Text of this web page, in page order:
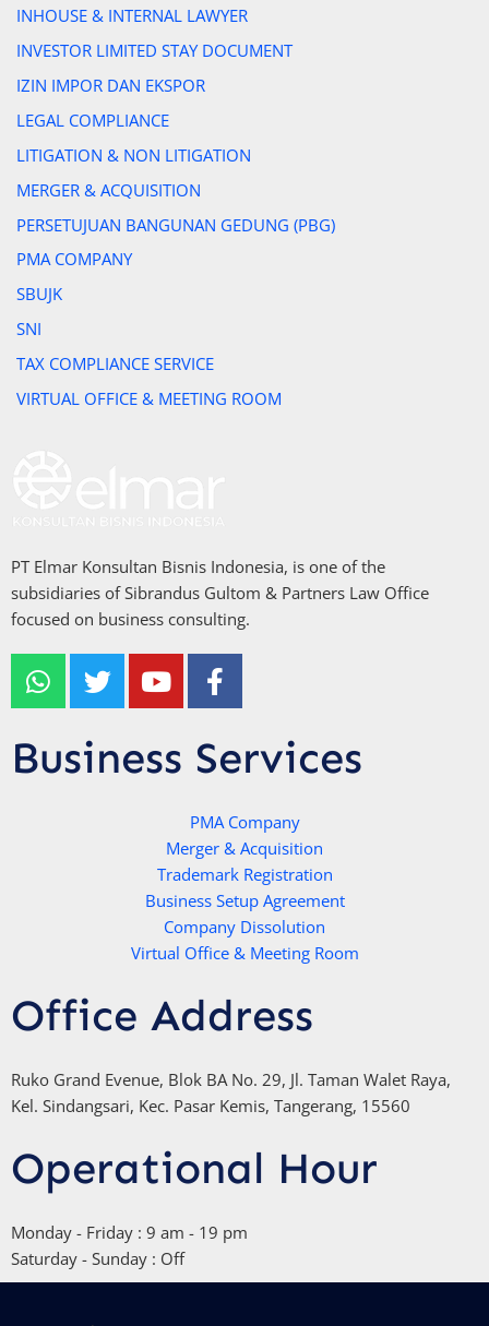
INHOUSE & INTERNAL LAWYER
INVESTOR LIMITED STAY DOCUMENT
IZIN IMPOR DAN EKSPOR
LEGAL COMPLIANCE
LITIGATION & NON LITIGATION
MERGER & ACQUISITION
PERSETUJUAN BANGUNAN GEDUNG (PBG)
PMA COMPANY
SBUJK
SNI
TAX COMPLIANCE SERVICE
VIRTUAL OFFICE & MEETING ROOM
PT Elmar Konsultan Bisnis Indonesia, is one of the
subsidiaries of Sibrandus Gultom & Partners Law Office
focused on business consulting.
W
h
a
t
s
T
w
i
t
t
Y
o
u
t
u
F
a
c
e
b
o
k
-
f
Business Services
PMA Company
Merger & Acquisition
Trademark Registration
Business Setup Agreement
Company Dissolution
Virtual Office & Meeting Room
Office Address
Ruko Grand Evenue, Blok BA No. 29, Jl. Taman Walet Raya,
Kel. Sindangsari, Kec. Pasar Kemis, Tangerang, 15560
Operational Hour
Monday - Friday : 9 am - 19 pm
Saturday - Sunday : Off